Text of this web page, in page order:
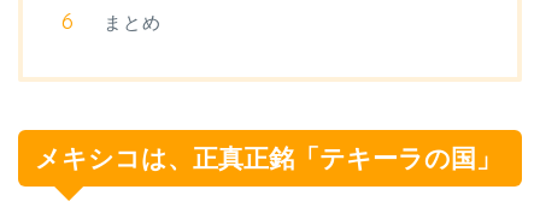
まとめ
メキシコは、正真正銘「テキーラの国」